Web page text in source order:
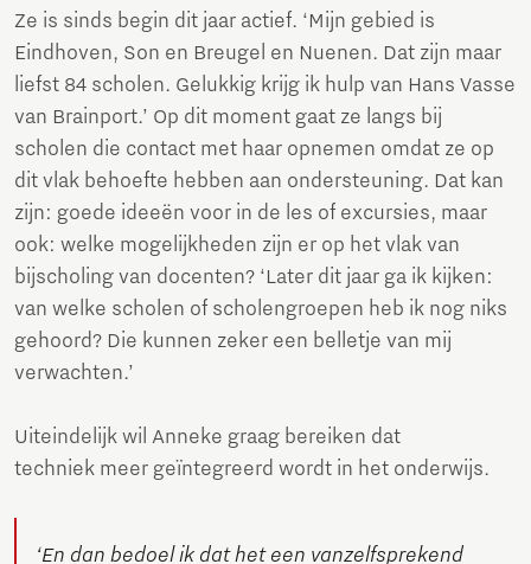
Ze is sinds begin dit jaar actief. ‘Mijn gebied is
Eindhoven, Son en Breugel en Nuenen. Dat zijn maar
liefst 84 scholen. Gelukkig krijg ik hulp van Hans Vasse
van Brainport.’ Op dit moment gaat ze langs bij
scholen die contact met haar opnemen omdat ze op
dit vlak behoefte hebben aan ondersteuning. Dat kan
zijn: goede ideeën voor in de les of excursies, maar
ook: welke mogelijkheden zijn er op het vlak van
bijscholing van docenten? ‘Later dit jaar ga ik kijken:
van welke scholen of scholengroepen heb ik nog niks
gehoord? Die kunnen zeker een belletje van mij
verwachten.’
Uiteindelijk wil Anneke graag bereiken dat
techniek meer geïntegreerd wordt in het onderwijs.
‘En dan bedoel ik dat het een vanzelfsprekend